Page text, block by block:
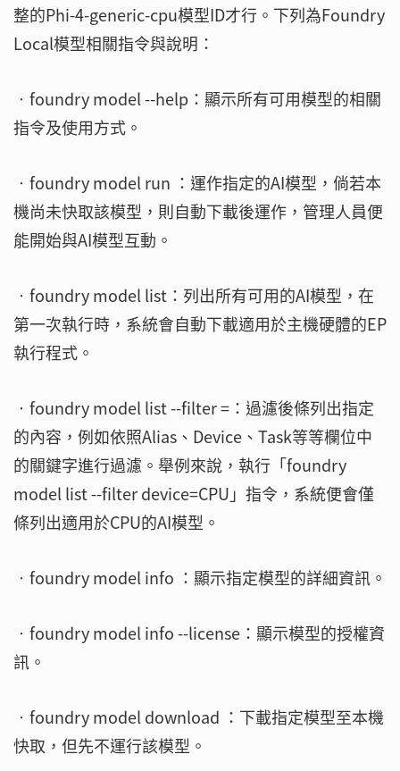
整的Phi-4-generic-cpu模型ID才行。下列為Foundry
Local模型相關指令與說明：
‧foundry model --help：顯示所有可用模型的相關
指令及使用方式。
‧foundry model run ：運作指定的AI模型，倘若本
機尚未快取該模型，則自動下載後運作，管理人員便
能開始與AI模型互動。
‧foundry model list：列出所有可用的AI模型，在
第一次執行時，系統會自動下載適用於主機硬體的EP
執行程式。
‧foundry model list --filter =：過濾後條列出指定
的內容，例如依照Alias、Device、Task等等欄位中
的關鍵字進行過濾。舉例來說，執行「foundry
model list --filter device=CPU」指令，系統便會僅
條列出適用於CPU的AI模型。
‧foundry model info ：顯示指定模型的詳細資訊。
‧foundry model info --license：顯示模型的授權資
訊。
‧foundry model download ：下載指定模型至本機
快取，但先不運行該模型。